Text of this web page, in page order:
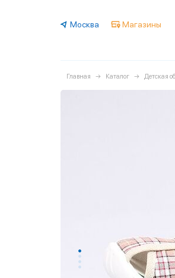
Москва Магазины
Главная Каталог Детская